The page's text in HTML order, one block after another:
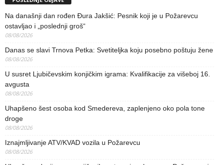
Na današnji dan rođen Đura Jakšić: Pesnik koji je u Požarevcu
ostavljao i „poslednji groš“
08/08/2026
Danas se slavi Trnova Petka: Svetiteljka koju posebno poštuju žene
08/08/2026
U susret Ljubičevskim konjičkim igrama: Kvalifikacije za višeboj 16.
avgusta
08/08/2026
Uhapšeno šest osoba kod Smedereva, zaplenjeno oko pola tone
droge
08/08/2026
Iznajmljivanje ATV/KVAD vozila u Požarevcu
08/08/2026